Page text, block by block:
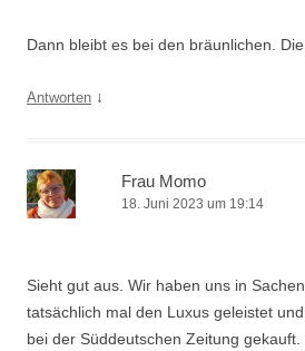
Dann bleibt es bei den bräunlichen.
Antworten ↓
Frau Momo
18. Juni 2023 um 19:14
Sieht gut aus. Wir haben uns in
tatsächlich mal den Luxus geleistet
bei der Süddeutschen Zeitung